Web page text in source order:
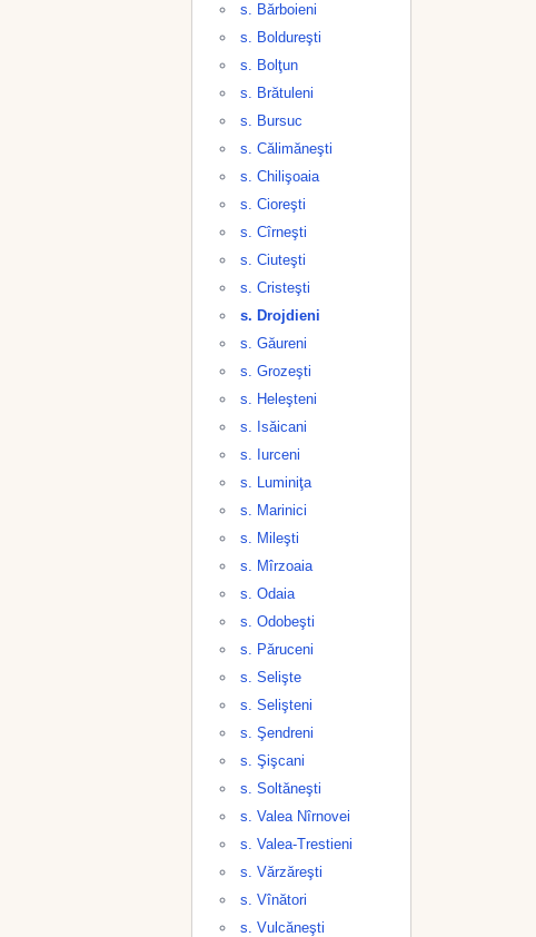
s. Bărboieni
s. Boldureşti
s. Bolţun
s. Brătuleni
s. Bursuc
s. Călimăneşti
s. Chilişoaia
s. Cioreşti
s. Cîrneşti
s. Ciuteşti
s. Cristeşti
s. Drojdieni
s. Găureni
s. Grozeşti
s. Heleşteni
s. Isăicani
s. Iurceni
s. Luminiţa
s. Marinici
s. Mileşti
s. Mîrzoaia
s. Odaia
s. Odobeşti
s. Păruceni
s. Selişte
s. Selişteni
s. Şendreni
s. Şişcani
s. Soltăneşti
s. Valea Nîrnovei
s. Valea-Trestieni
s. Vărzăreşti
s. Vînători
s. Vulcăneşti